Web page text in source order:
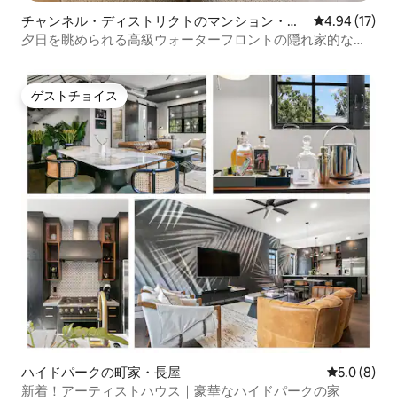
チャンネル・ディストリクトのマンション・ア
パート
レビュー17
4.94 (17)
夕日を眺められる高級ウォーターフロントの隠れ家的な宿
ゲストチョイス
ゲストチョイス
ハイドパークの町家・長屋 レビュー8
5.0 (8)
新着！アーティストハウス｜豪華なハイドパークの家